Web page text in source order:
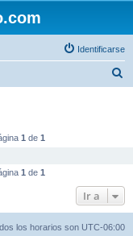
Identificarse
1 de 1
1 de 1
Ir a
los horarios son UTC-06:00